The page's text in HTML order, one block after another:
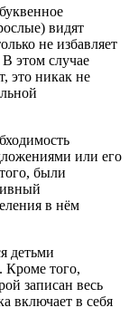
видят
не избавляет
этом случае
это никак не
или его
были
в нём
детьми
Кроме того,
записан весь
включает в себя